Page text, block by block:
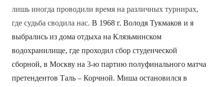
лишь иногда проводили время на различных турнирах,
где судьба сводила нас. В 1968 г. Володя Тукмаков и я
выбрались из дома отдыха на Клязьминском
водохранилище, где проходил сбор студенческой
сборной, в Москву на 3-ю партию полуфинального матча
претендентов Таль – Корчной. Миша остановился в